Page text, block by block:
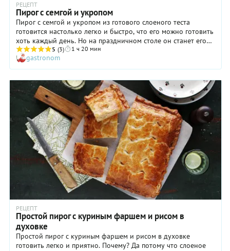
РЕЦЕПТ
Пирог с семгой и укропом
Пирог с семгой и укропом из готового слоеного теста
готовится настолько легко и быстро, что его можно готовить
хоть каждый день. Но на праздничном столе он станет его
украшением.
5 (3) 1 ч 20 мин
gastronom
РЕЦЕПТ
Простой пирог с куриным фаршем и рисом в
духовке
Простой пирог с куриным фаршем и рисом в духовке
готовить легко и приятно. Почему? Да потому что слоеное